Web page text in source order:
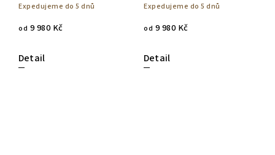
Expedujeme do 5 dnů
od 9 980 Kč
Detail
Expedujeme do 5 dnů
od 9 980 Kč
Detail